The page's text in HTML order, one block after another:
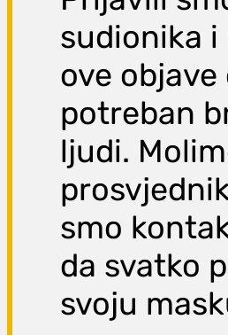
sudionika i
ove
potreban
ljudi.
smo
da svatko
svoju